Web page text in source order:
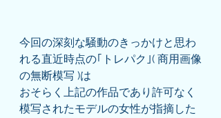
今回の深刻な騒動のきっかけと思わ
れる直近時点の｢トレパク｣( 商用画像
の無断模写 )は
おそらく上記の作品であり許可なく
模写されたモデルの女性が指摘した